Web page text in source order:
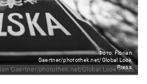
Фото: Florian
Gaertner/photothek.net/Global Look
Press